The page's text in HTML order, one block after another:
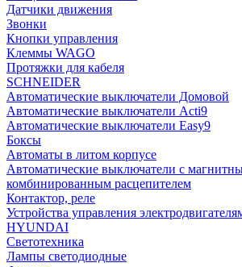
Датчики движения
Звонки
Кнопки управления
Клеммы WAGO
Протяжки для кабеля
SCHNEIDER
Автоматические выключатели Домовой
Автоматические выключатели Acti9
Автоматические выключатели Easy9
Боксы
Автоматы в литом корпусе
Автоматические выключатели с
комбинированным расцепителем
Контактор, реле
Устройства управления
HYUNDAI
Светотехника
Лампы светодиодные